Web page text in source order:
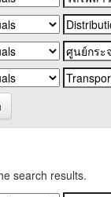
search results.